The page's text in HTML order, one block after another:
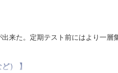
来た。定期テスト前にはより一層
） 】